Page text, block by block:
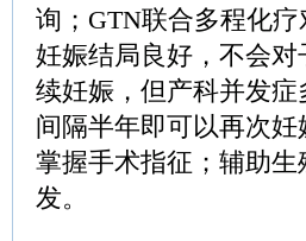
询；GTN联合多程化
妊娠结局良好，不会
续妊娠，但产科并发
间隔半年即可以再次
掌握手术指征；辅助
发。